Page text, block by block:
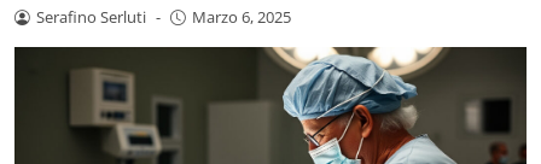
Serafino Serluti - Marzo 6, 2025